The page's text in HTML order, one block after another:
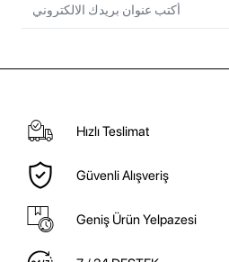
Hızlı Teslimat
Güvenli Alışveriş
Geniş Ürün Yelpazesi